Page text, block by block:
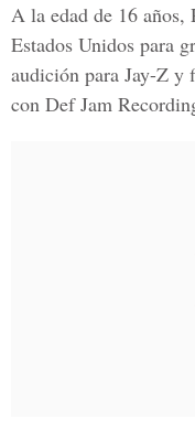
A la edad de 16
Estados Unidos para
audición para Jay-Z y
con Def Jam